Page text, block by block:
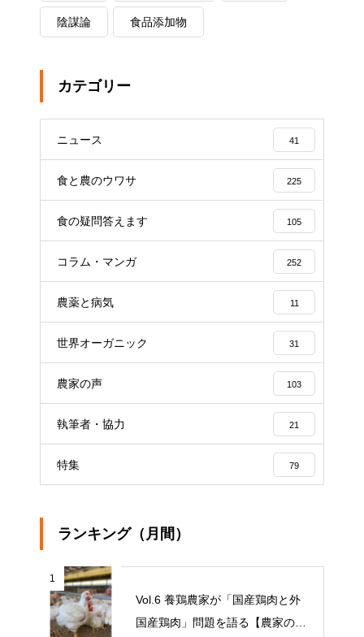
陰謀論 食品添加物
カテゴリー
ニュース 41
食と農のウワサ 225
食の疑問答えます 105
コラム・マンガ 252
農薬と病気 11
世界オーガニック 31
農家の声 103
執筆者・協力 21
特集 79
ランキング（月間）
1
Vol.6 養鶏農家が「国産鶏肉と外
国産鶏肉」問題を語る【農家の本